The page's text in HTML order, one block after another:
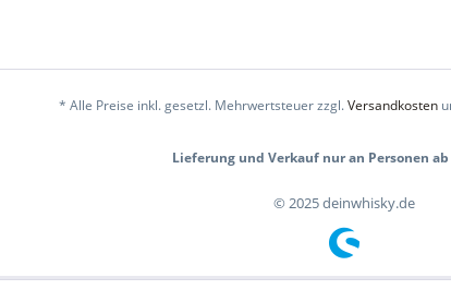
* Alle Preise inkl. gesetzl. Mehrwertsteuer zzgl.Versandkosten
Lieferung und Verkauf nur an Personen ab
© 2025 deinwhisky.de